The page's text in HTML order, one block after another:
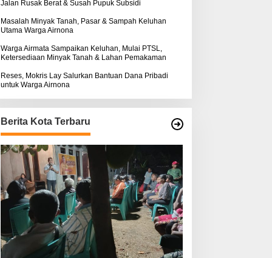
Jalan Rusak Berat & Susah Pupuk Subsidi
Masalah Minyak Tanah, Pasar & Sampah Keluhan
Utama Warga Airnona
Warga Airmata Sampaikan Keluhan, Mulai PTSL,
Ketersediaan Minyak Tanah & Lahan Pemakaman
Reses, Mokris Lay Salurkan Bantuan Dana Pribadi
untuk Warga Airnona
Berita Kota Terbaru